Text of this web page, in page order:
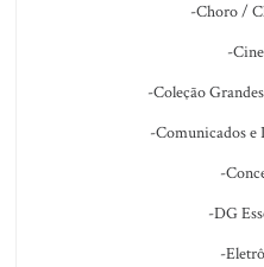
-Choro /
-
-Coleção
-Comunicados e
-
-DG
-